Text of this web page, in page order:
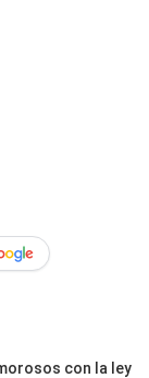
con la ley